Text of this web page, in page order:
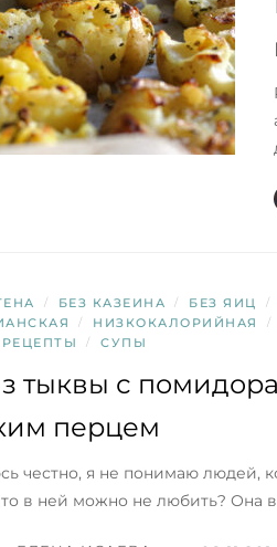
/ БЕЗ КАЗЕИНА / БЕЗ ЯИЦ /
/ НИЗКОКАЛОРИЙНАЯ /
РЕЦЕПТЫ / СУПЫ
тыквы с
перцем
честно, я не понимаю людей,
в ней можно не любить? Она